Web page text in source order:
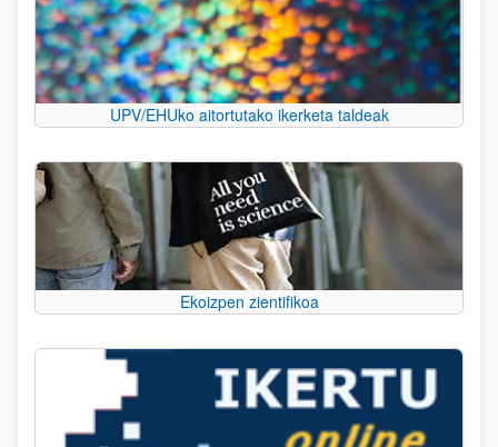
UPV/EHUko aitortutako ikerketa taldeak
Ekoizpen zientifikoa